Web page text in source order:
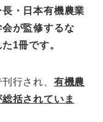
・日本有機農業
が監修するな
1冊です。
行され、 有機農
括されていま